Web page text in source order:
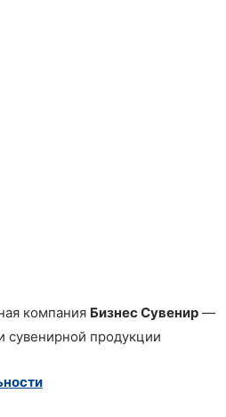
компания Бизнес Сувенир —
сувенирной продукции